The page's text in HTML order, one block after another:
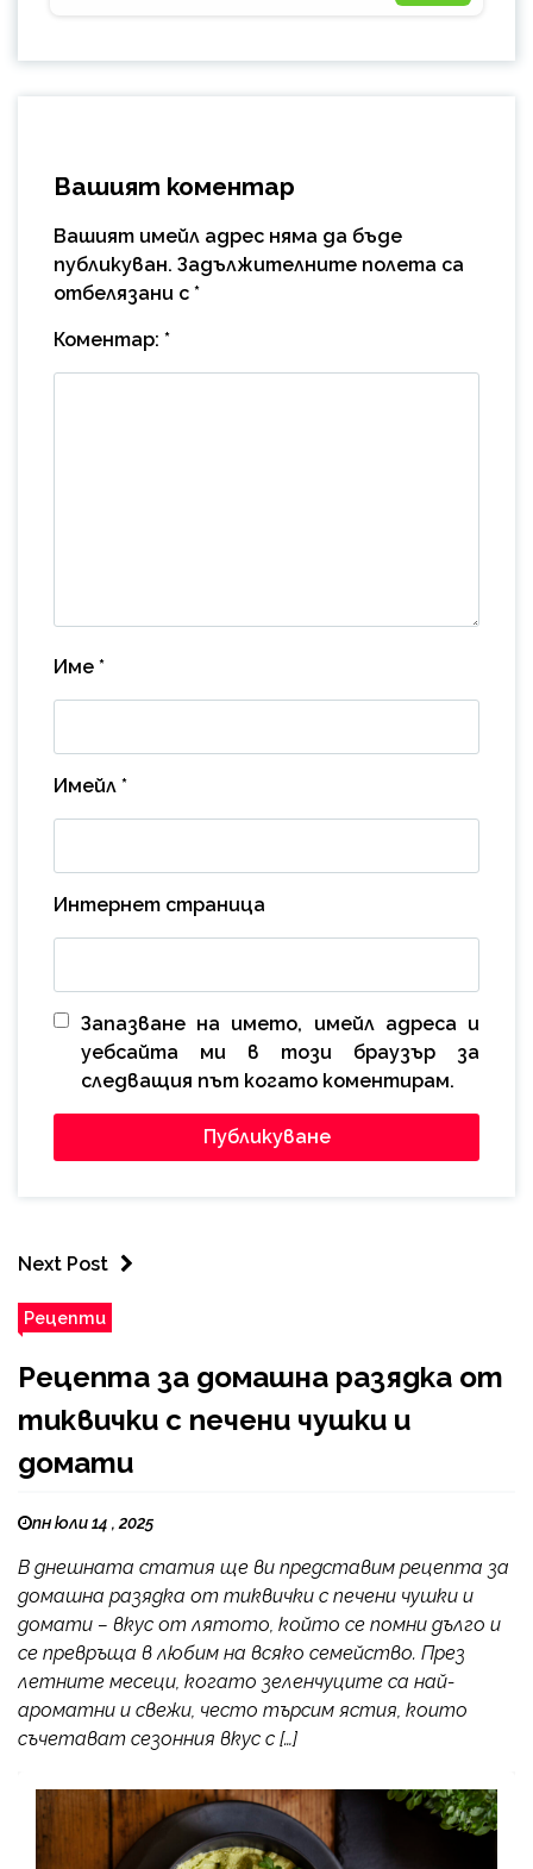
Вашият коментар
Вашият имейл адрес няма да бъде
публикуван. Задължителните полета са
отбелязани с *
Коментар: *
Име *
Имейл *
Интернет страница
Запазване на името, имейл адреса и
уебсайта ми в този браузър за
следващия път когато коментирам.
Next Post
Рецепти
Рецепта за домашна разядка от
тиквички с печени чушки и
домати
пн юли 14 , 2025
В днешната статия ще ви представим рецепта за
домашна разядка от тиквички с печени чушки и
домати – вкус от лятото, който се помни дълго и
се превръща в любим на всяко семейство. През
летните месеци, когато зеленчуците са най-
ароматни и свежи, често търсим ястия, които
съчетават сезонния вкус с […]